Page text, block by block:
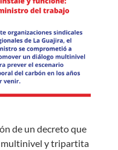
de un decreto que
multinivel y tripartita